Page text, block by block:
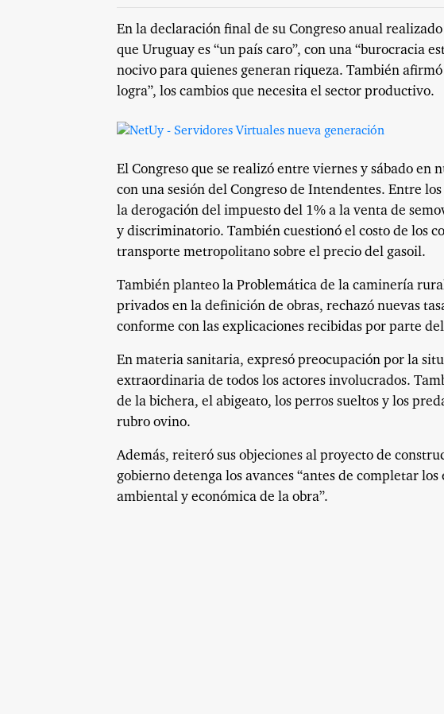
En la declaración final de su Congreso anual
que Uruguay es “un país caro”, con una “burocracia
nocivo para quienes generan riqueza. También
logra”, los cambios que necesita el sector productivo.
El Congreso que se realizó entre viernes y sábado
con una sesión del Congreso de Intendentes. Entre
la derogación del impuesto del 1% a la venta de
y discriminatorio. También cuestionó el costo de los
transporte metropolitano sobre el precio del gasoil.
También planteo la Problemática de la caminería
privados en la definición de obras, rechazó nuevas
conforme con las explicaciones recibidas por parte
En materia sanitaria, expresó preocupación por la
extraordinaria de todos los actores involucrados.
de la bichera, el abigeato, los perros sueltos y los
rubro ovino.
Además, reiteró sus objeciones al proyecto de
gobierno detenga los avances “antes de completar
ambiental y económica de la obra”.